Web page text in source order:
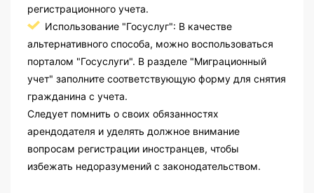
регистрационного учета.
Использование "Госуслуг": В качестве
альтернативного способа, можно воспользоваться
порталом "Госуслуги". В разделе "Миграционный
учет" заполните соответствующую форму для снятия
гражданина с учета.
Следует помнить о своих обязанностях
арендодателя и уделять должное внимание
вопросам регистрации иностранцев, чтобы
избежать недоразумений с законодательством.